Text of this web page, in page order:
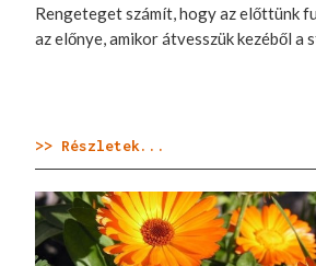
Rengeteget számít, hogy az előttünk
az előnye, amikor átvesszük kezéből a
>> Részletek...